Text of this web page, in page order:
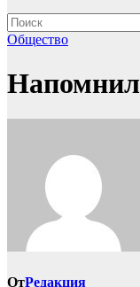
Общество
ОтРедакция